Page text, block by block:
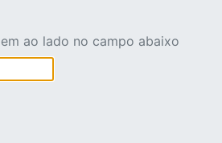
ao lado no campo abaixo